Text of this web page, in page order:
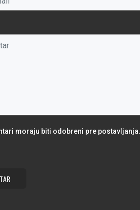
moraju biti odobreni pre postavljanja.